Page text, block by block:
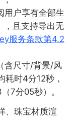
户享有全部生
，且支持导出无
服务条款第4.2
含尺寸/背景/风
时4分12秒，
7分05秒）。
、珠宝材质渲